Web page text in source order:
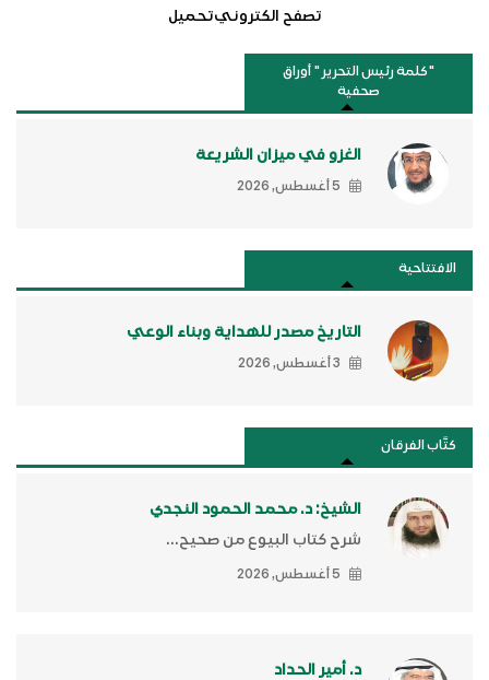
تصفح الكترونيتحميل
"كلمة رئيس التحرير " أوراق
صحفية
الغزو في ميزان الشريعة
5 أغسطس, 2026
الافتتاحية
التاريخ مصدر للهداية وبناء الوعي
3 أغسطس, 2026
كتَّاب الفرقان
الشيخ: د. محمد الحمود النجدي
شرح كتاب البيوع من صحيح...
5 أغسطس, 2026
د. أمير الحداد